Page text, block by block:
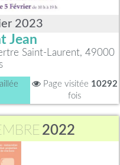
2023
Jean
Saint-Laurent, 49000
Page visitée 10292
fois
2022